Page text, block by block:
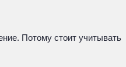
Потому стоит учитывать